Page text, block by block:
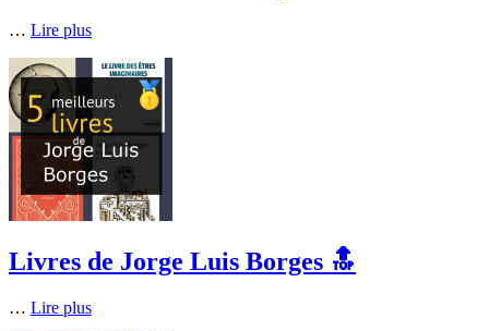
… Lire plus
Livres de Jorge Luis Borges 🔝
… Lire plus